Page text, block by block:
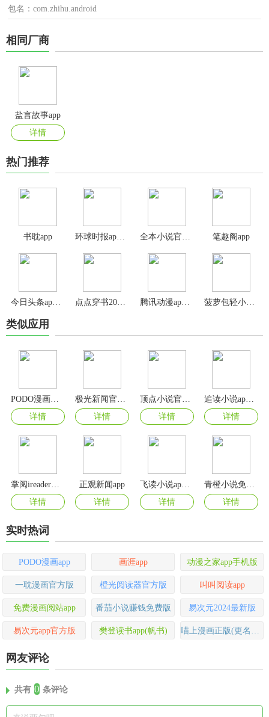
包名：com.zhihu.android
相同厂商
盐言故事app
详情
热门推荐
书耽app 笔趣阁app
今日头条app官方版 腾讯动漫app官方版
类似应用
PODO漫画免费版
详情
详情
详情
详情
掌阅ireader阅读器app
详情
正观新闻app
详情
飞读小说app最新版
详情
详情
实时热词
PODO漫画app 画涯app 动漫之家app手机版
一耽漫画官方版 橙光阅读器官方版 叫叫阅读app
免费漫画阅站app 番茄小说赚钱免费版 易次元2024最新版
易次元app官方版 樊登读书app(帆书) 喵上漫画正版(更名为喵趣漫画)
网友评论
共有 0 条评论